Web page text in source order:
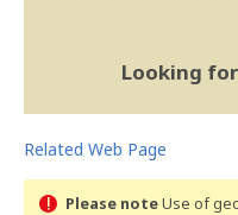
Looking
Related Web Page
Please noteUse of